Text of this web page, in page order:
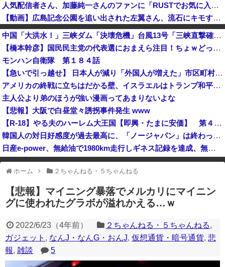
人気配信者さん、加藤純一さんのファンに「RUSTでお気に入りの配信者が負けて嫌だよな？空気読めってなるよな？その結果がVCR。お前らVCR向いて...
【動画】広島記念公園を追い出された左翼さん、流石にキモすぎて炎上
【衝撃】みんなで大家さん、ガチで『深刻な状態』になってしまう・・・・
韓国サッカーのイメージが墜落
東大調査「外国人受け入れ反対」大幅増（20.7pt増）、若い世代で増加幅大
声優の声でAI動画作ってる人達、終了へ
中国「大洪水！」三峡ダム「決壊危機」台風13号「三峡直撃確定」日本「最も強い勢力で接近！（伊勢湾台風級」台風13号と15号「中国本土でぶつかり合う（前代未聞」→
【橋本幹彦】国民民主党の代表選におまえら注目！ちょｗどっちが勝つのかｗｗｗ【玉木雄一郎】
モンハン自衛隊 第１８４話
【急いで引っ越せ】 日本人が減り「外国人が増えた」市区町村ランキングキタ━━!
アメリカの終戦に立ちはだかる壁、イスラエルはトランプ和平案に「同意せず」！
主人公より弟のほうが強い漫画ってあまりないよな
【悲報】大阪で白昼堂々誘拐事件発生 www
【R-18】やる夫のハーレム大王国【即興・たまに安価】 第４３９話
韓国人の対日好感度が過去最高に、「ノージャパン」は終わった？＝ネット「中国より100倍いい」
日産e-power、無給油で1980km走行しギネス記録を達成、無駄な発電や送電ロスなくEVよりエコを証明
【悲報】 ケンコバがコロナの特殊すぎる後遺症に苦しんでいる模様…お前らの周りにもこんな奴いる？
一部のコンテンツが表示されなくなったり、サイト全体のレイアウトが崩れ
たりする場合があります。
ホーム ２ちゃんねる・５ちゃんねる
【悲報】マイニング暴落でメルカリにマイニン
グに使われたグラボが溢れかえる…ｗ
2022/6/23（4年前） ２ちゃんねる・５ちゃんねる,
ガジェット , なんJ・なんG・おんJ, 仮想通貨・暗号通貨, 悲
報, 雑談 5